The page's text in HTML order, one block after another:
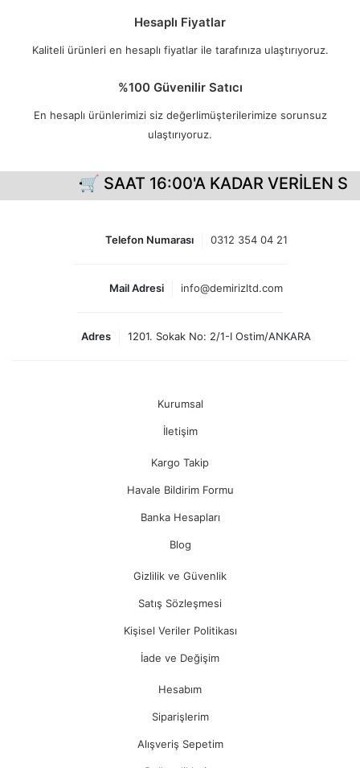
Hesaplı Fiyatlar
Kaliteli ürünleri en hesaplı fiyatlar ile tarafınıza ulaştırıyoruz.
%100 Güvenilir Satıcı
En hesaplı ürünlerimizi siz değerlimüşterilerimize sorunsuz
ulaştırıyoruz.
🛒 SAAT 16:00'A KADAR VERİLEN
Telefon Numarası 0312 354 04 21
Mail Adresi info@demirizltd.com
Adres 1201. Sokak No: 2/1-I Ostim/ANKARA
Kurumsal
İletişim
Kargo Takip
Havale Bildirim Formu
Banka Hesapları
Blog
Gizlilik ve Güvenlik
Satış Sözleşmesi
Kişisel Veriler Politikası
İade ve Değişim
Hesabım
Siparişlerim
Alışveriş Sepetim